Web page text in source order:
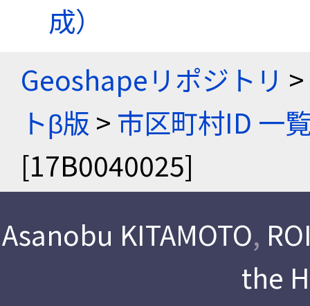
成）
Geoshapeリポジトリ >
トβ版 > 市区町村ID 一
[17B0040025]
Asanobu KITAMOTO,
the